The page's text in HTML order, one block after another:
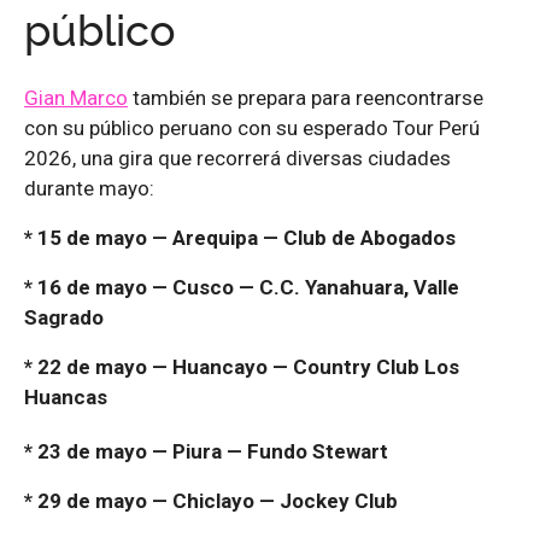
público
Gian Marco también se prepara para reencontrarse
con su público peruano con su esperado Tour Perú
2026, una gira que recorrerá diversas ciudades
durante mayo:
* 15 de mayo — Arequipa — Club de Abogados
* 16 de mayo — Cusco — C.C. Yanahuara, Valle
Sagrado
* 22 de mayo — Huancayo — Country Club Los
Huancas
* 23 de mayo — Piura — Fundo Stewart
* 29 de mayo — Chiclayo — Jockey Club